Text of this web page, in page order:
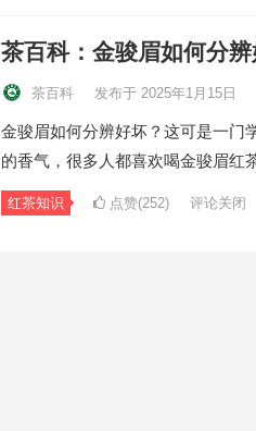
茶百科：金骏眉如何分
茶百科 发布于 2025年1月15日
金骏眉如何分辨好坏？这可是一门
的香气，很多人都喜欢喝金骏眉红
红茶知识 点赞(252) 评论关闭